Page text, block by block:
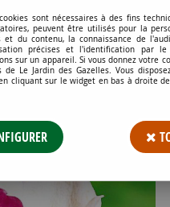
sont nécessaires à des fins
peuvent être utilisés pour la
et du contenu, la connaissance de
précises et l'identification par
sur un appareil. Si vous donnez votre
de Le Jardin des Gazelles. Vous
cliquant sur le widget en bas à droite